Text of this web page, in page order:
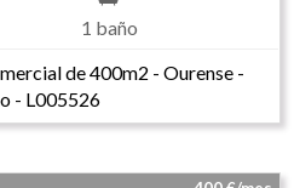
1 baño
de 400m2 - Ourense -
- L005526